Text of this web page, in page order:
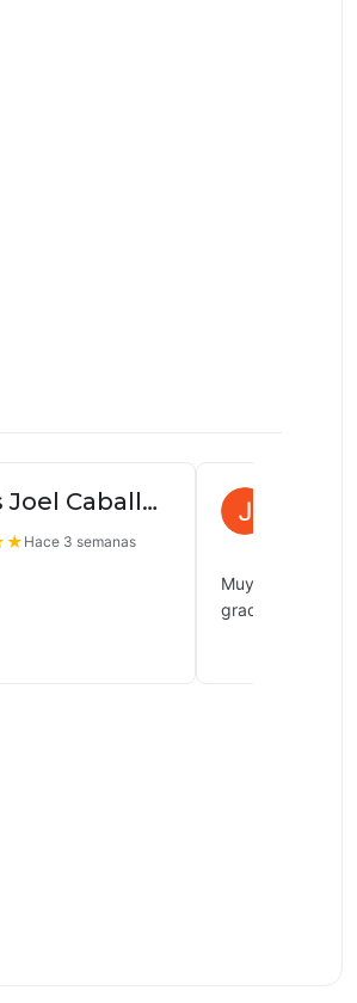
Isaías Joel Caballero
★ Hace 3 semanas
Muy buena
gracias